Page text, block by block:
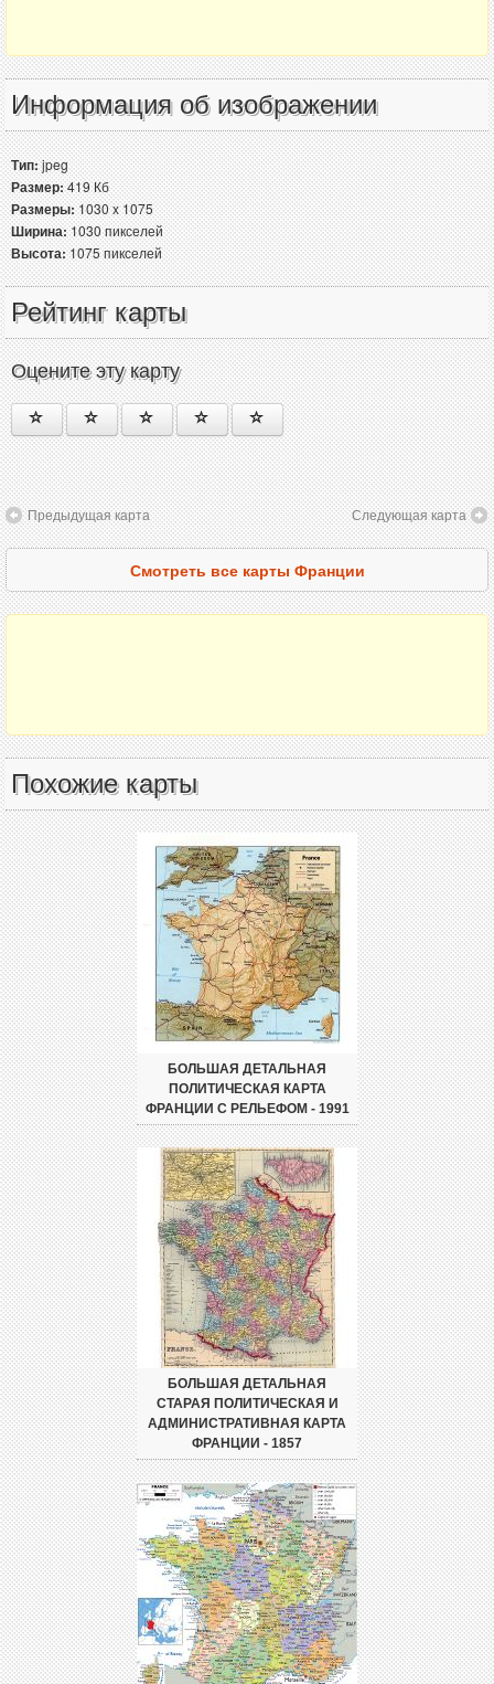
Информация об изображении
Тип:jpeg
Размер:419 Кб
Размеры:1030 x 1075
Ширина:1030 пикселей
Высота:1075 пикселей
Рейтинг карты
Оцените эту карту
Предыдущая карта Следующая карта
Смотреть все карты Франции
Похожие карты
БОЛЬШАЯ ДЕТАЛЬНАЯ
ПОЛИТИЧЕСКАЯ КАРТА
ФРАНЦИИ С РЕЛЬЕФОМ - 1991
БОЛЬШАЯ ДЕТАЛЬНАЯ
СТАРАЯ ПОЛИТИЧЕСКАЯ И
АДМИНИСТРАТИВНАЯ КАРТА
ФРАНЦИИ - 1857